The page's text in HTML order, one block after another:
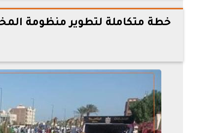
2026-06-05 13:11:01
خطة متكاملة لتطوير منظومة